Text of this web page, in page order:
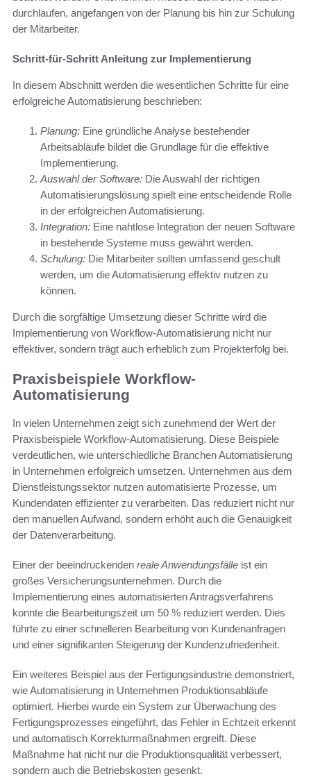
durchlaufen, angefangen von der Planung bis hin zur Schulung
der Mitarbeiter.
Schritt-für-Schritt Anleitung zur Implementierung
In diesem Abschnitt werden die wesentlichen Schritte für eine
erfolgreiche Automatisierung beschrieben:
Planung: Eine gründliche Analyse bestehender
Arbeitsabläufe bildet die Grundlage für die effektive
Implementierung.
Auswahl der Software: Die Auswahl der richtigen
Automatisierungslösung spielt eine entscheidende Rolle
in der erfolgreichen Automatisierung.
Integration: Eine nahtlose Integration der neuen Software
in bestehende Systeme muss gewährt werden.
Schulung: Die Mitarbeiter sollten umfassend geschult
werden, um die Automatisierung effektiv nutzen zu
können.
Durch die sorgfältige Umsetzung dieser Schritte wird die
Implementierung von Workflow-Automatisierung nicht nur
effektiver, sondern trägt auch erheblich zum Projekterfolg bei.
Praxisbeispiele Workflow-
Automatisierung
In vielen Unternehmen zeigt sich zunehmend der Wert der
Praxisbeispiele Workflow-Automatisierung. Diese Beispiele
verdeutlichen, wie unterschiedliche Branchen Automatisierung
in Unternehmen erfolgreich umsetzen. Unternehmen aus dem
Dienstleistungssektor nutzen automatisierte Prozesse, um
Kundendaten effizienter zu verarbeiten. Das reduziert nicht nur
den manuellen Aufwand, sondern erhöht auch die Genauigkeit
der Datenverarbeitung.
Einer der beeindruckenden reale Anwendungsfälle ist ein
großes Versicherungsunternehmen. Durch die
Implementierung eines automatisierten Antragsverfahrens
konnte die Bearbeitungszeit um 50 % reduziert werden. Dies
führte zu einer schnelleren Bearbeitung von Kundenanfragen
und einer signifikanten Steigerung der Kundenzufriedenheit.
Ein weiteres Beispiel aus der Fertigungsindustrie demonstriert,
wie Automatisierung in Unternehmen Produktionsabläufe
optimiert. Hierbei wurde ein System zur Überwachung des
Fertigungsprozesses eingeführt, das Fehler in Echtzeit erkennt
und automatisch Korrekturmaßnahmen ergreift. Diese
Maßnahme hat nicht nur die Produktionsqualität verbessert,
sondern auch die Betriebskosten gesenkt.